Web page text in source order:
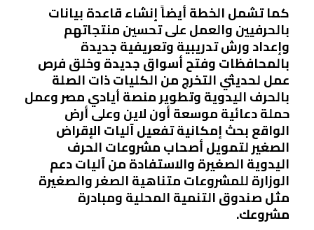
كما تشمل الخطة أيضاً إنشاء قاعدة بيانات
بالحرفيين والعمل على تحسين منتجاتهم
وإعداد ورش تدريبية وتعريفية جديدة
بالمحافظات وفتح أسواق جديدة وخلق فرص
عمل لحديثي التخرج من الكليات ذات الصلة
بالحرف اليدوية وتطوير منصة أيادي مصر وعمل
حملة دعائية موسعة أون لاين وعلى أرض
الواقع بحث إمكانية تفعيل آليات الإقراض
الصغير لتمويل أصحاب مشروعات الحرف
اليدوية الصغيرة والاستفادة من آليات دعم
الوزارة للمشروعات متناهية الصغر والصغيرة
مثل صندوق التنمية المحلية ومبادرة
مشروعك.